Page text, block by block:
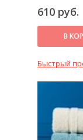
610 руб.
В
Быстрый